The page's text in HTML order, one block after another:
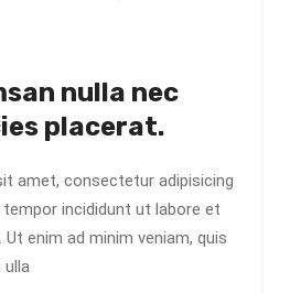
nulla nec
placerat.
amet, consectetur adipisicing
incididunt ut labore et
enim ad minim veniam, quis
ulla